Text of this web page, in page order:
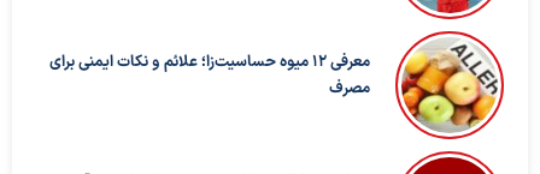
معرفی ۱۲ میوه حساسیت‌زا؛ علائم و نکات ایمنی برای
مصرف